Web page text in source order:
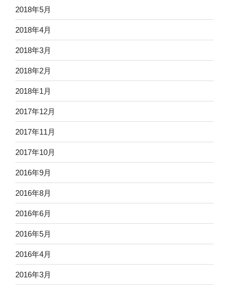
2018年5月
2018年4月
2018年3月
2018年2月
2018年1月
2017年12月
2017年11月
2017年10月
2016年9月
2016年8月
2016年6月
2016年5月
2016年4月
2016年3月